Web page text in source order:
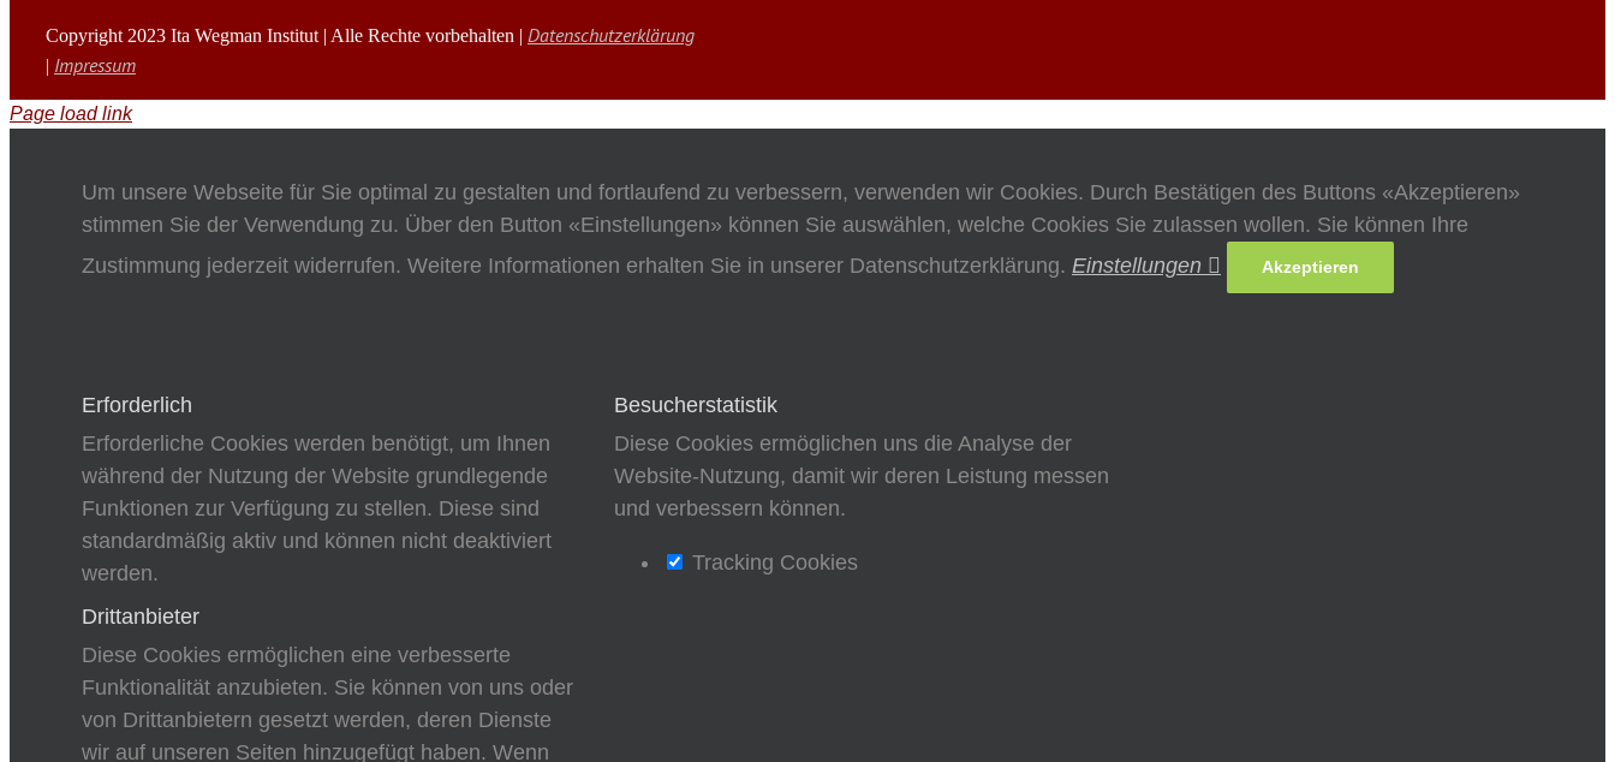
Copyright 2023 Ita Wegman Institut | Alle Rechte vorbehalten | Datenschutzerklärung
| Impressum
Page load link
Um unsere Webseite für Sie optimal zu gestalten und fortlaufend zu verbessern, verwenden wir Cookies. Durch Bestätigen des Buttons «Akzeptieren»
stimmen Sie der Verwendung zu. Über den Button «Einstellungen» können Sie auswählen, welche Cookies Sie zulassen wollen. Sie können Ihre
Zustimmung jederzeit widerrufen. Weitere Informationen erhalten Sie in unserer Datenschutzerklärung. Einstellungen Akzeptieren
Erforderlich
Erforderliche Cookies werden benötigt, um Ihnen
während der Nutzung der Website grundlegende
Funktionen zur Verfügung zu stellen. Diese sind
standardmäßig aktiv und können nicht deaktiviert
werden.
Besucherstatistik
Diese Cookies ermöglichen uns die Analyse der
Website-Nutzung, damit wir deren Leistung messen
und verbessern können.
Tracking Cookies
Drittanbieter
Diese Cookies ermöglichen eine verbesserte
Funktionalität anzubieten. Sie können von uns oder
von Drittanbietern gesetzt werden, deren Dienste
wir auf unseren Seiten hinzugefügt haben. Wenn